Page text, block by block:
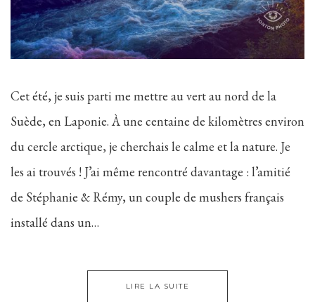
Cet été, je suis parti me mettre au vert au nord de la
Suède, en Laponie. À une centaine de kilomètres environ
du cercle arctique, je cherchais le calme et la nature. Je
les ai trouvés ! J’ai même rencontré davantage : l’amitié
de Stéphanie & Rémy, un couple de mushers français
installé dans un…
LIRE LA SUITE